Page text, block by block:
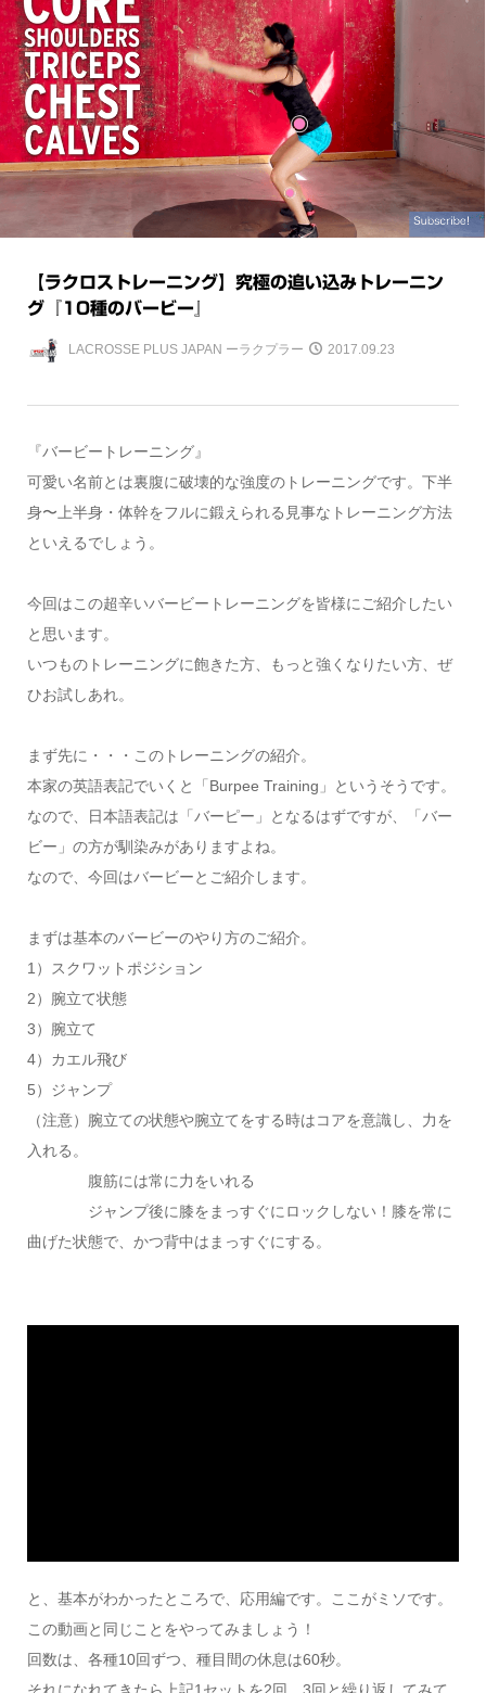
【ラクロストレーニング】究極の追い込みトレーニン
グ『10種のバービー』
LACROSSE PLUS JAPAN ーラクプラー 2017.09.23
『バービートレーニング』
可愛い名前とは裏腹に破壊的な強度のトレーニングです。下半
身〜上半身・体幹をフルに鍛えられる見事なトレーニング方法
といえるでしょう。
今回はこの超辛いバービートレーニングを皆様にご紹介したい
と思います。
いつものトレーニングに飽きた方、もっと強くなりたい方、ぜ
ひお試しあれ。
まず先に・・・このトレーニングの紹介。
本家の英語表記でいくと「Burpee Training」というそうです。
なので、日本語表記は「バーピー」となるはずですが、「バー
ビー」の方が馴染みがありますよね。
なので、今回はバービーとご紹介します。
まずは基本のバービーのやり方のご紹介。
1）スクワットポジション
2）腕立て状態
3）腕立て
4）カエル飛び
5）ジャンプ
（注意）腕立ての状態や腕立てをする時はコアを意識し、力を
入れる。
腹筋には常に力をいれる
ジャンプ後に膝をまっすぐにロックしない！膝を常に
曲げた状態で、かつ背中はまっすぐにする。
と、基本がわかったところで、応用編です。ここがミソです。
この動画と同じことをやってみましょう！
回数は、各種10回ずつ、種目間の休息は60秒。